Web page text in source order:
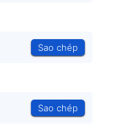
Sao chép
Sao chép